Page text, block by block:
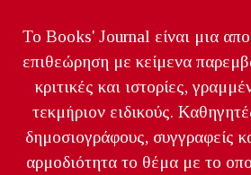
Το Books' Journal είναι μια
επιθεώρηση με κείμενα
κριτικές και ιστορίες,
τεκμήριον ειδικούς.
δημοσιογράφους, συγγραφείς
αρμοδιότητα το θέμα με το